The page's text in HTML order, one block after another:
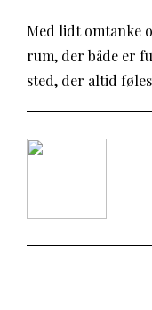
Med lidt omtanke
rum, der både er
sted, der altid